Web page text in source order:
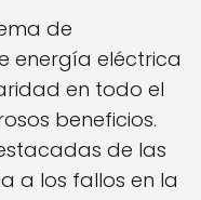
de
energía eléctrica
en todo el
beneficios.
de las
a los fallos en la